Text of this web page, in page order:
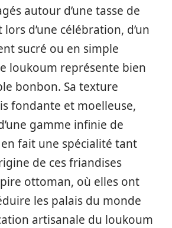
autour d’une tasse de
d’une célébration, d’un
sucré ou en simple
loukoum représente bien
bonbon. Sa texture
fondante et moelleuse,
gamme infinie de
fait une spécialité tant
de ces friandises
ottoman, où elles ont
les palais du monde
artisanale du loukoum